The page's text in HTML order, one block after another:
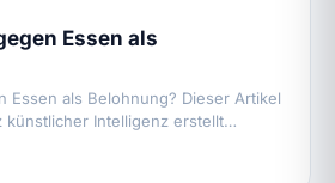
Essen als
Essen als Belohnung? Dieser Artikel
künstlicher Intelligenz erstellt…